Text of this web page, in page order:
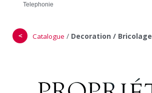
Telephonie
＜ Catalogue / Decoration / Bricolage